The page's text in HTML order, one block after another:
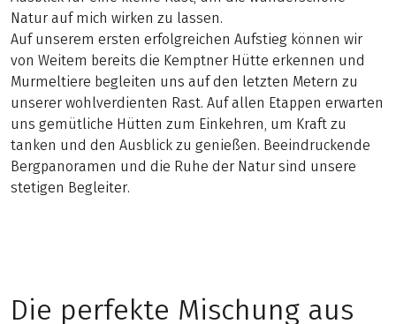
Natur auf mich wirken zu lassen.
Auf unserem ersten erfolgreichen Aufstieg können wir
von Weitem bereits die Kemptner Hütte erkennen und
Murmeltiere begleiten uns auf den letzten Metern zu
unserer wohlverdienten Rast. Auf allen Etappen erwarten
uns gemütliche Hütten zum Einkehren, um Kraft zu
tanken und den Ausblick zu genießen. Beeindruckende
Bergpanoramen und die Ruhe der Natur sind unsere
stetigen Begleiter.
Die perfekte Mischung aus